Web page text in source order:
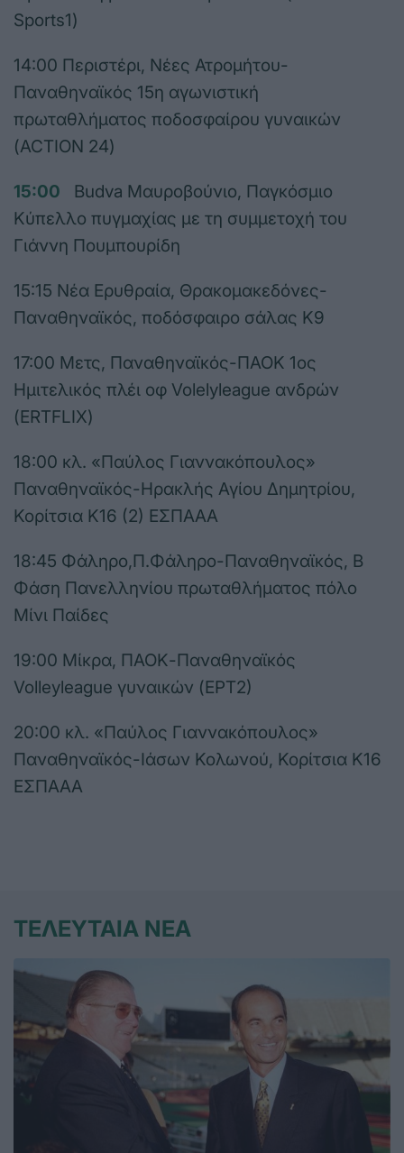
Sports1)
14:00 Περιστέρι, Νέες Ατρομήτου-
Παναθηναϊκός 15η αγωνιστική
πρωταθλήματος ποδοσφαίρου γυναικών
(ACTION 24)
15:00
Budva Μαυροβούνιο, Παγκόσμιο
Κύπελλο πυγμαχίας με τη συμμετοχή του
Γιάννη Πουμπουρίδη
15:15 Νέα Ερυθραία, Θρακομακεδόνες-
Παναθηναϊκός, ποδόσφαιρο σάλας Κ9
17:00 Μετς, Παναθηναϊκός-ΠΑΟΚ 1ος
Ημιτελικός πλέι οφ Volelyleague ανδρών
(ΕRTFLIX)
18:00 κλ. «Παύλος Γιαννακόπουλος»
Παναθηναϊκός-Ηρακλής Αγίου Δημητρίου,
Κορίτσια Κ16 (2) ΕΣΠΑΑΑ
18:45 Φάληρο,Π.Φάληρο-Παναθηναϊκός, Β
Φάση Πανελληνίου πρωταθλήματος πόλο
Μίνι Παίδες
19:00 Μίκρα, ΠΑΟΚ-Παναθηναϊκός
Volleyleague γυναικών (ΕΡΤ2)
20:00 κλ. «Παύλος Γιαννακόπουλος»
Παναθηναϊκός-Ιάσων Κολωνού, Κορίτσια Κ16
ΕΣΠΑΑΑ
ΤΕΛΕΥΤΑΙΑ ΝΕΑ